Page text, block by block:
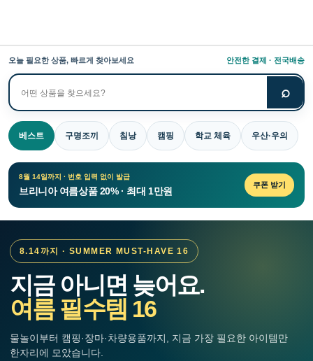
오늘 필요한 상품, 빠르게 찾아보세요 안전한 결제 · 전국배송
상
품
검
색
⌕
베스트 구명조끼 침낭 캠핑 학교 체육 우산·우의
8월 14일까지 · 번호 입력 없이 발급
브리니아 여름상품 20% · 최대 1만원
쿠폰 받기
8.14까지 · SUMMER MUST-HAVE 16
지금 아니면 늦어요.
여름 필수템 16
물놀이부터 캠핑·장마·차량용품까지, 지금 가장 필요한 아이템만
한자리에 모았습니다.